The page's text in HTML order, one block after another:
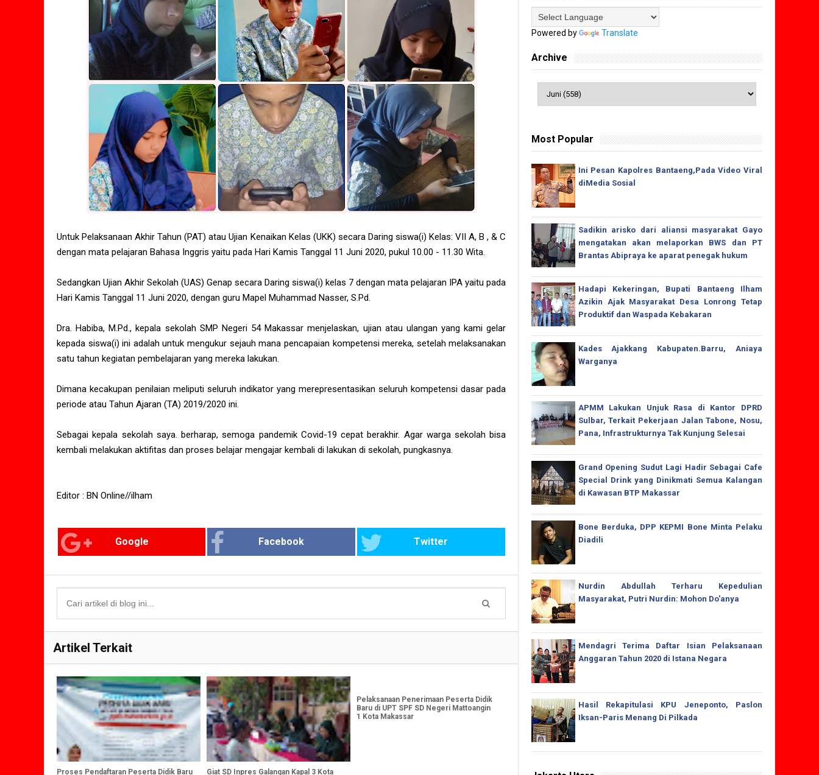
Untuk Pelaksanaan Akhir Tahun (PAT) atau Ujian Kenaikan Kelas (UKK) secara Daring siswa(i) Kelas: VII A, B , & C
dengan mata pelajaran Bahasa Inggris yaitu pada Hari Kamis Tanggal 11 Juni 2020, pukul 10.00 - 11.30 Wita.
Sedangkan Ujian Akhir Sekolah (UAS) Genap secara Daring siswa(i) kelas 7 dengan mata pelajaran IPA yaitu pada
Hari Kamis Tanggal 11 Juni 2020, dengan guru Mapel Muhammad Nasser, S.Pd.
Dra. Habiba, M.Pd., kepala sekolah SMP Negeri 54 Makassar menjelaskan, ujian atau ulangan yang kami gelar
kepada siswa(i) ini adalah untuk mengukur sejauh mana pencapaian kompetensi mereka, setelah melaksanakan
satu tahun kegiatan pembelajaran yang mereka lakukan.
Dimana kecakupan penilaian meliputi seluruh indikator yang merepresentasikan seluruh kompetensi dasar pada
periode atau Tahun Ajaran (TA) 2019/2020 ini.
Sebagai kepala sekolah saya. berharap, semoga pandemik Covid-19 cepat berakhir. Agar warga sekolah bisa
kembali melakukan aktifitas dan proses belajar mengajar kembali di lakukan di sekolah, pungkasnya.
Editor : BN Online//ilham
Google Facebook Twitter
Artikel Terkait
Proses Pendaftaran Peserta Didik Baru Giat SD Inpres Galangan Kapal 3 Kota
Pelaksanaan Penerimaan Peserta Didik
Baru di UPT SPF SD Negeri Mattoangin
1 Kota Makassar
Powered by Translate
Archive
Most Popular
Ini Pesan Kapolres Bantaeng,Pada Video Viral
diMedia Sosial
Sadikin arisko dari aliansi masyarakat Gayo
mengatakan akan melaporkan BWS dan PT
Brantas Abipraya ke aparat penegak hukum
Hadapi Kekeringan, Bupati Bantaeng Ilham
Azikin Ajak Masyarakat Desa Lonrong Tetap
Produktif dan Waspada Kebakaran
Kades Ajakkang Kabupaten.Barru, Aniaya
Warganya
APMM Lakukan Unjuk Rasa di Kantor DPRD
Sulbar, Terkait Pekerjaan Jalan Tabone, Nosu,
Pana, Infrastrukturnya Tak Kunjung Selesai
Grand Opening Sudut Lagi Hadir Sebagai Cafe
Special Drink yang Dinikmati Semua Kalangan
di Kawasan BTP Makassar
Bone Berduka, DPP KEPMI Bone Minta Pelaku
Diadili
Nurdin Abdullah Terharu Kepedulian
Masyarakat, Putri Nurdin: Mohon Do'anya
Mendagri Terima Daftar Isian Pelaksanaan
Anggaran Tahun 2020 di Istana Negara
Hasil Rekapitulasi KPU Jeneponto, Paslon
Iksan-Paris Menang Di Pilkada